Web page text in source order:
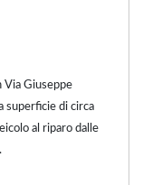
Via Giuseppe
superficie di circa
al riparo dalle